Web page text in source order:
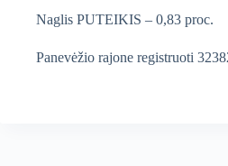
Naglis PUTEIKIS – 0,83 proc.
Panevėžio rajone registruoti